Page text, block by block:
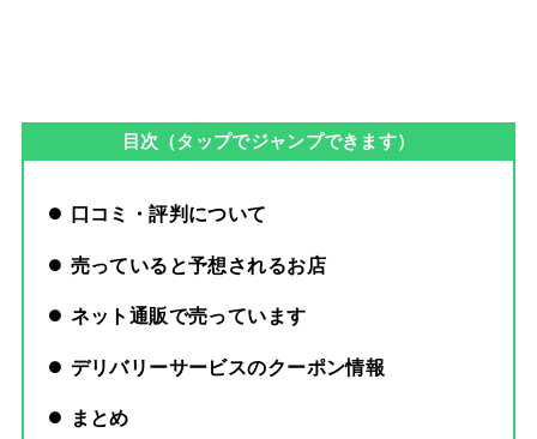
目次（タップでジャンプできます）
口コミ・評判について
売っていると予想されるお店
ネット通販で売っています
デリバリーサービスのクーポン情報
まとめ